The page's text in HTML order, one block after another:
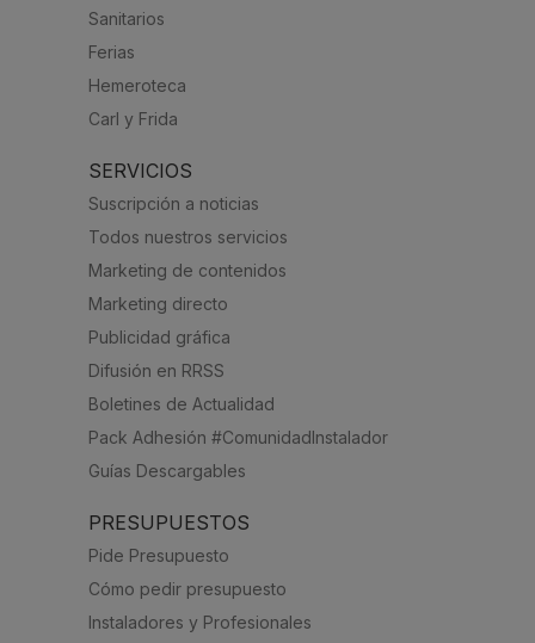
Sanitarios
Ferias
Hemeroteca
Carl y Frida
SERVICIOS
Suscripción a noticias
Todos nuestros servicios
Marketing de contenidos
Marketing directo
Publicidad gráfica
Difusión en RRSS
Boletines de Actualidad
Pack Adhesión #ComunidadInstalador
Guías Descargables
PRESUPUESTOS
Pide Presupuesto
Cómo pedir presupuesto
Instaladores y Profesionales